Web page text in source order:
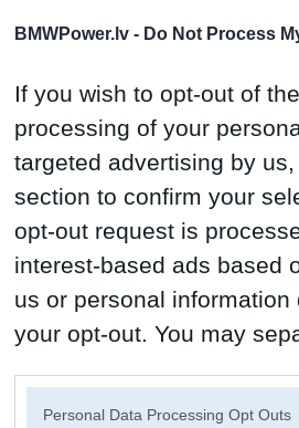
BMWPower.lv - Do Not Process
If you wish to opt-out of
processing of your
targeted advertising by
section to confirm your
opt-out request is
interest-based ads based
us or personal
your opt-out. You may
Personal Data Processing Opt Outs